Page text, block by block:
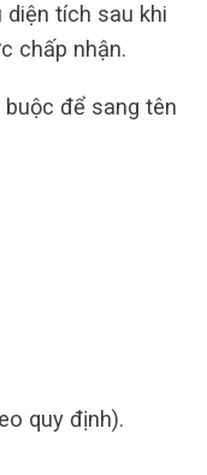
tích sau khi
chấp nhận.
để sang tên
quy định).